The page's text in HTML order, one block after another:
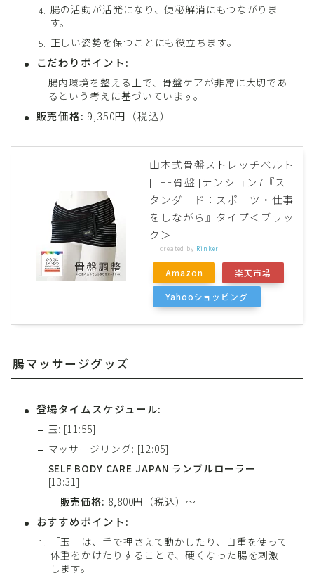
腸の活動が活発になり、便秘解消にもつながりま
す。
正しい姿勢を保つことにも役立ちます。
こだわりポイント:
腸内環境を整える上で、骨盤ケアが非常に大切であ
るという考えに基づいています。
販売価格: 9,350円（税込）
山本式骨盤ストレッチベルト
[THE骨盤!]テンション7『ス
タンダード：スポーツ・仕事
をしながら』タイプ＜ブラッ
ク＞
created by Rinker
Amazon 楽天市場
Yahooショッピング
腸マッサージグッズ
登場タイムスケジュール:
玉: [11:55]
マッサージリング: [12:05]
SELF BODY CARE JAPAN ランブルローラー :
[13:31]
販売価格: 8,800円（税込）〜
おすすめポイント:
「玉」は、手で押さえて動かしたり、自重を使って
体重をかけたりすることで、硬くなった腸を刺激
します。